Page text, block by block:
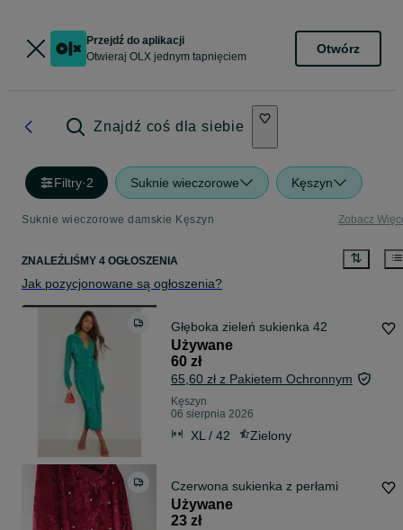
Przejdź do aplikacji
Otwieraj OLX jednym tapnięciem
Otwórz
Znajdź coś dla siebie
Filtry·2 Suknie wieczorowe Kęszyn
Suknie wieczorowe damskie Kęszyn Zobacz
ZNALEŹLIŚMY 4 OGŁOSZENIA
Jak pozycjonowane są ogłoszenia?
Głęboka zieleń sukienka 42
Używane
60 zł
65,60 zł z Pakietem Ochronnym
Kęszyn
06 sierpnia 2026
XL / 42 Zielony
Czerwona sukienka z perłami
Używane
23 zł